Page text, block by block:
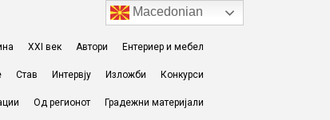
XXI век Автори Ентериер и мебел
Став Интервју Изложби Конкурси
Од регионот Градежни материјали
Macedonian